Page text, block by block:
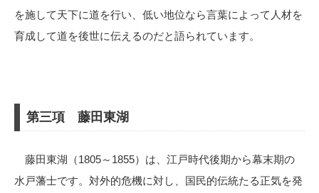
を施して天下に道を行い、低い地位なら言葉によって人材を
育成して道を後世に伝えるのだと語られています。
第三項 藤田東湖
藤田東湖（1805～1855）は、江戸時代後期から幕末期の
水戸藩士です。対外的危機に対し、国民的伝統たる正気を発